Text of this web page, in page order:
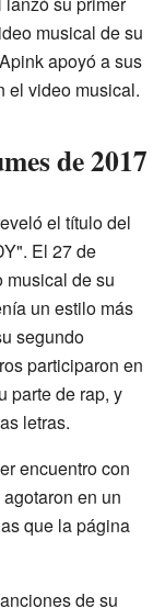
musical de su
apoyó a sus
el video musical.
de 2017
el título del
El 27 de
musical de su
un estilo más
segundo
participaron en
parte de rap, y
letras.
encuentro con
en un
que la página
de su